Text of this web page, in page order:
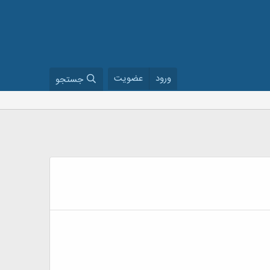
ورود عضویت جستجو